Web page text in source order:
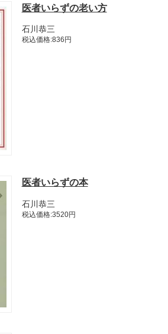
医者いらずの老い方
石川恭三
税込価格:836円
医者いらずの本
石川恭三
税込価格:3520円